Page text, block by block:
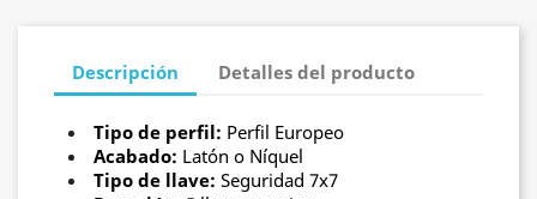
Descripción Detalles del producto
Tipo de perfil: Perfil Europeo
Acabado: Latón o Níquel
Tipo de llave: Seguridad 7x7